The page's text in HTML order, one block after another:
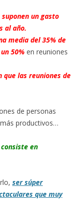
suponen un gasto
al año.
media del 35% de
50% en reuniones
que las reuniones de
de personas
productivos…
consiste en
ser súper
que muy